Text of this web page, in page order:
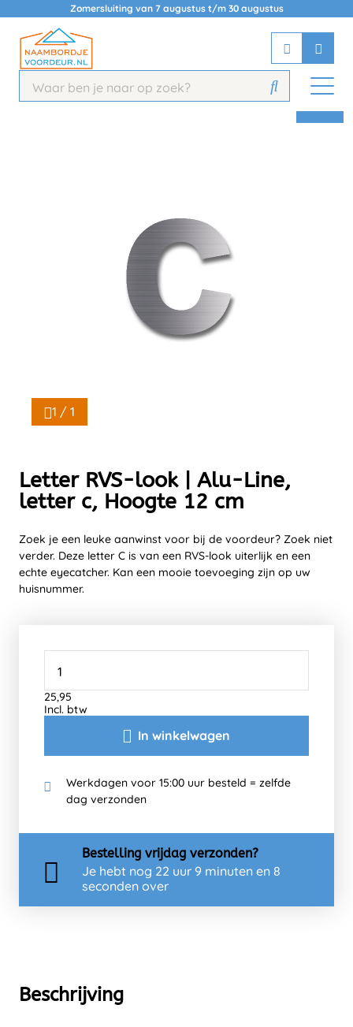
Zomersluiting van 7 augustus t/m 30 augustus
Chat 24/7 met onze chatbot voor
Contact
Beschrijving
1 / 1
Letter RVS-look | Alu-Line,
letter c, Hoogte 12 cm
Zoek je een leuke aanwinst voor bij de voordeur? Zoek niet
verder. Deze letter C is van een RVS-look uiterlijk en een
echte eyecatcher. Kan een mooie toevoeging zijn op uw
huisnummer.
In winkelwagen
25,95
Incl. btw
Werkdagen voor 15:00 uur besteld = zelfde
dag verzonden
Bestelling vrijdag verzonden?
Je hebt nog 22 uur 9 minuten en 7
seconden over